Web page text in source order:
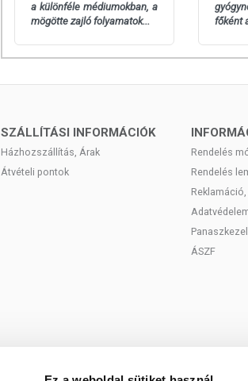
a különféle médiumokban, a
mögötte zajló folyamatok...
főként
SZÁLLÍTÁSI INFORMÁCIÓK
Házhozszállítás, Árak
Átvételi pontok
Rendelés
Rendelés
ÁSZF